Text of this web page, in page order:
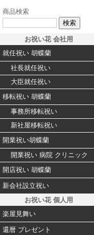
商品検索
お祝い花 会社用
就任祝い 胡蝶蘭
社長就任祝い
大臣就任祝い
移転祝い 胡蝶蘭
事務所移転祝い
新社屋移転祝い
開業祝い胡蝶蘭
開業祝い 病院 クリニック
開店祝い 胡蝶蘭
新会社設立祝い
お祝い花 個人用
楽屋見舞い
還暦 プレゼント